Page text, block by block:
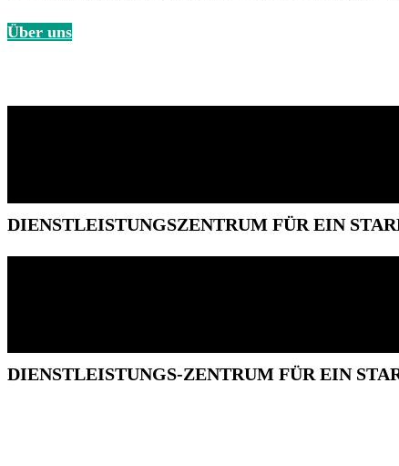
Über uns
DIENSTLEISTUNGSZENTRUM FÜR EIN
DIENSTLEISTUNGS-ZENTRUM FÜR EIN